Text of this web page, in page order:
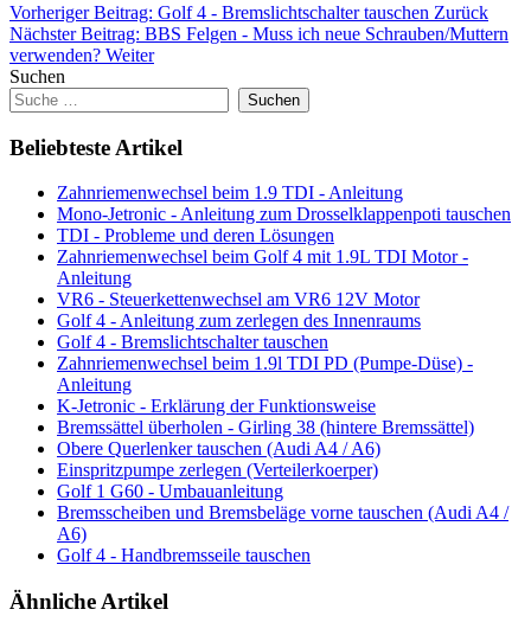
Vorheriger Beitrag: Golf 4 - Bremslichtschalter tauschen Zurück
Nächster Beitrag: BBS Felgen - Muss ich neue Schrauben/Muttern
verwenden? Weiter
Suchen
Suchen
Beliebteste Artikel
Zahnriemenwechsel beim 1.9 TDI - Anleitung
Mono-Jetronic - Anleitung zum Drosselklappenpoti tauschen
TDI - Probleme und deren Lösungen
Zahnriemenwechsel beim Golf 4 mit 1.9L TDI Motor -
Anleitung
VR6 - Steuerkettenwechsel am VR6 12V Motor
Golf 4 - Anleitung zum zerlegen des Innenraums
Golf 4 - Bremslichtschalter tauschen
Zahnriemenwechsel beim 1.9l TDI PD (Pumpe-Düse) -
Anleitung
K-Jetronic - Erklärung der Funktionsweise
Bremssättel überholen - Girling 38 (hintere Bremssättel)
Obere Querlenker tauschen (Audi A4 / A6)
Einspritzpumpe zerlegen (Verteilerkoerper)
Golf 1 G60 - Umbauanleitung
Bremsscheiben und Bremsbeläge vorne tauschen (Audi A4 /
A6)
Golf 4 - Handbremsseile tauschen
Ähnliche Artikel